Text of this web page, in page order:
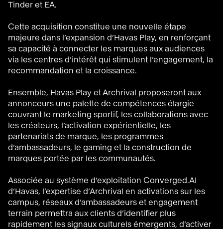
Tinder et EA.
Cette acquisition constitue une nouvelle étape
majeure dans l’expansion d’Havas Play, en renforçant
sa capacité à connecter les marques aux audiences
via les centres d’intérêt qui stimulent l’engagement, la
recommandation et la croissance.
Ensemble, Havas Play et Archrival proposeront aux
annonceurs une palette de compétences élargie
couvrant le marketing sportif, les collaborations avec
les créateurs, l’activation expérientielle, les
partenariats de marque, les programmes
d’ambassadeurs, le gaming et la construction de
marques portée par les communautés.
Associée au système d’exploitation Converged.AI
d’Havas, l’expertise d’Archrival en activations sur les
campus, réseaux d’ambassadeurs et engagement
terrain permettra aux clients d’identifier plus
rapidement les signaux culturels émergents, d’activer